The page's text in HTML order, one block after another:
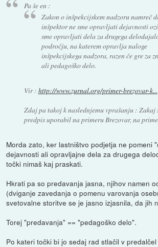
Pa še en :
Zakon o inšpekcijskem nadzoru namreč
inšpektor ne sme opravljati dejavnosti
sme opravljati dela za drugega
področju, na katerem opravlja naloge
inšpekcijskega nadzora, razen če gre za
ali pedagoško delo.
Vir : http://www.zurnal.org/primer-brezovar-k...
Zdaj pa takoj k naslednjemu vprašanju : Zakaj
predpis uporabil na primeru Brezovar, na
Morda zato, ker lastništvo podjetja ne pomeni
dejavnosti ali opravljajne dela za drugega
točki nimaš kaj praskati.
Hkrati pa so predavanja jasna, njihov namen
(dviganje zavedanja o pomenu varovanja
svetovalne storitve se je jasno izjasnila, da jih
Torej "predavanja" == "pedagoško delo".
Po kateri točki bi jo sedaj rad stlačil v